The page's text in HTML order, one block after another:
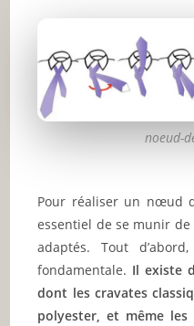
noeud-
Pour réaliser un nœud
essentiel de se munir
adaptés. Tout
fondamentale. Il existe
dont les cravates
polyester, et même